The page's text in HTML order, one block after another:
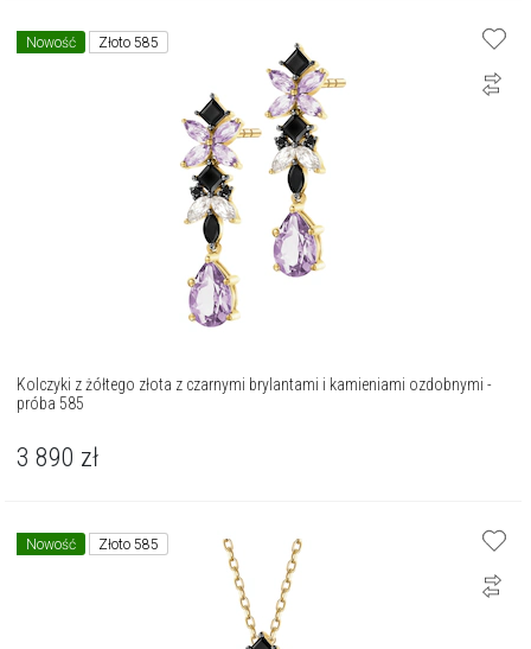
Nowość Złoto 585
Kolczyki z żółtego złota z czarnymi brylantami i kamieniami ozdobnymi -
próba 585
3 890 zł
Nowość Złoto 585